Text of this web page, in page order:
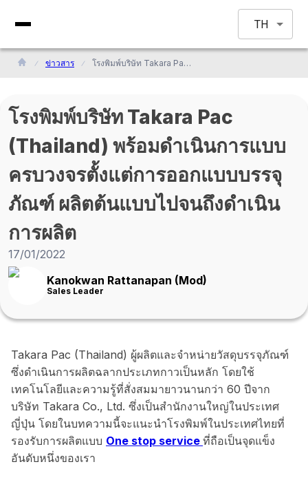
TH
ข่าวสาร โรงพิมพ์บริษัท Takara Pac (Thailand) พร้อมดำเนินการแบบครบวงจรตั้งแต่การออกแบบบรรจุภัณฑ์ ผลิตต้นแบบไปจนถึงดำเนินการผลิต
โรงพิมพ์บริษัท Takara Pac
(Thailand) พร้อมดำเนินการแบบ
ครบวงจรตั้งแต่การออกแบบบรรจุ
ภัณฑ์ ผลิตต้นแบบไปจนถึงดำเนิน
การผลิต
17/01/2022
Kanokwan Rattanapan (Mod)
Sales Leader
Takara Pac (Thailand) ผู้ผลิตและจำหน่ายวัสดุบรรจุภัณฑ์
ซึ่งดำเนินการผลิตฉลากประเภทกาวเป็นหลัก โดยใช้
เทคโนโลยีและความรู้ที่สั่งสมมายาวนานกว่า 60 ปีจาก
บริษัท Takara Co., Ltd. ซึ่งเป็นสำนักงานใหญ่ในประเทศ
ญี่ปุ่น โดยในบทความนี้จะแนะนำโรงพิมพ์ในประเทศไทยที่
รองรับการผลิตแบบ One stop service ที่ถือเป็นจุดแข็ง
อันดับหนึ่งของเรา